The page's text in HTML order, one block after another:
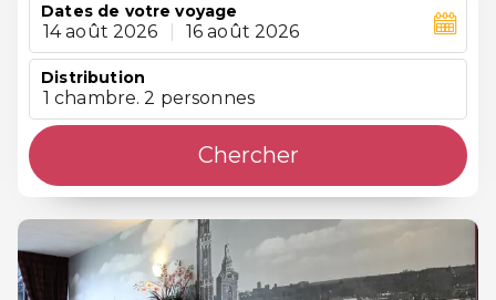
Dates de votre voyage
14 août 2026 16 août 2026
Distribution
1 chambre. 2 personnes
Chercher